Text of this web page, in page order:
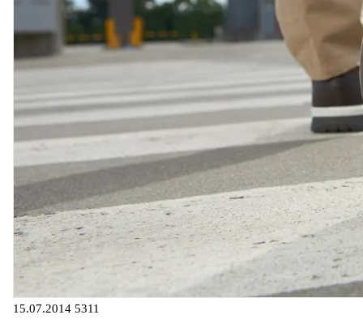
15.07.2014 5311